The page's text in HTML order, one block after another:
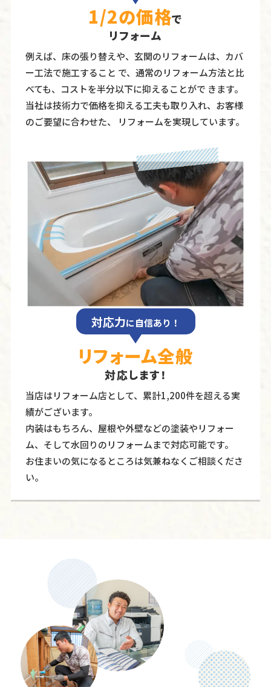
1/2の価格で
リフォーム
例えば、床の張り替えや、玄関のリフォームは、カバ
ー工法で施工すること で、通常のリフォーム方法と比
べても、コストを半分以下に抑えることがで きます。
当社は技術力で価格を抑える工夫も取り入れ、お客様
のご要望に合わせた、 リフォームを実現しています。
対応力に自信あり！
リフォーム全般
対応します！
当店はリフォーム店として、累計1,200件を超える実
績がございます。
内装はもちろん、屋根や外壁などの塗装やリフォー
ム、そして水回りのリフォームまで対応可能です。
お住まいの気になるところは気兼ねなくご相談くださ
い。